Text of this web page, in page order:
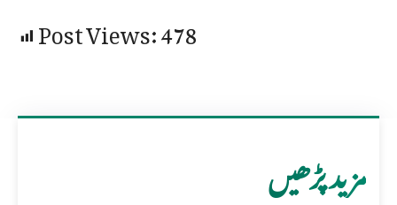
Post Views:478
مزید پڑھیں